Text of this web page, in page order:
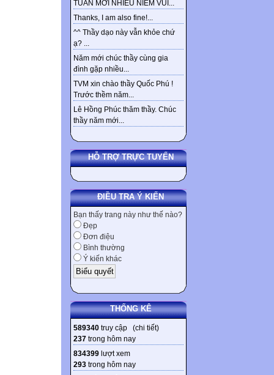
TUẦN MỚI NHIỀU NIỀM VUI...
Thanks, I am also fine!...
^^ Thầy dạo này vẫn khỏe chứ
ạ? ...
Năm mới chúc thầy cùng gia
đình gặp nhiều...
TVM xin chào thầy Quốc Phú !
Trước thềm năm...
Lê Hồng Phúc thăm thầy. Chúc
thầy năm mới...
HỖ TRỢ TRỰC TUYẾN
ĐIỀU TRA Ý KIẾN
Bạn thấy trang này như thế nào?
Đẹp
Đơn điệu
Bình thường
Ý kiến khác
THỐNG KÊ
589340 truy cập (chi tiết)
237 trong hôm nay
834399 lượt xem
293 trong hôm nay